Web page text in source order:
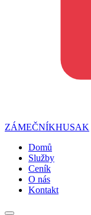
ZÁMEČNÍKHUSAK
Domů
Služby
Ceník
O nás
Kontakt